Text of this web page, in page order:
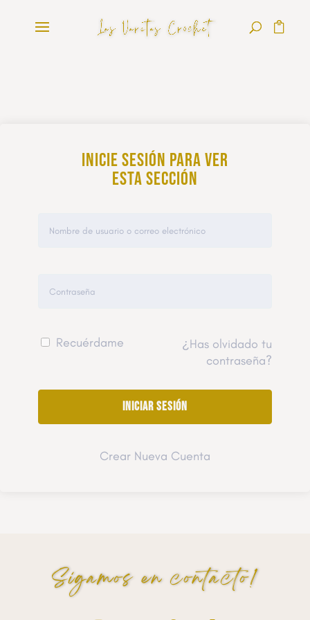
Inicie sesión para ver
esta sección
Recuérdame
¿Has olvidado tu
contraseña?
Crear Nueva Cuenta
Sigamos en contacto!